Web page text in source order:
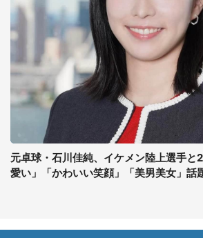
元卓球・石川佳純、イケメン陸上選手と
愛い」「かわいい笑顔」「美男美女」話